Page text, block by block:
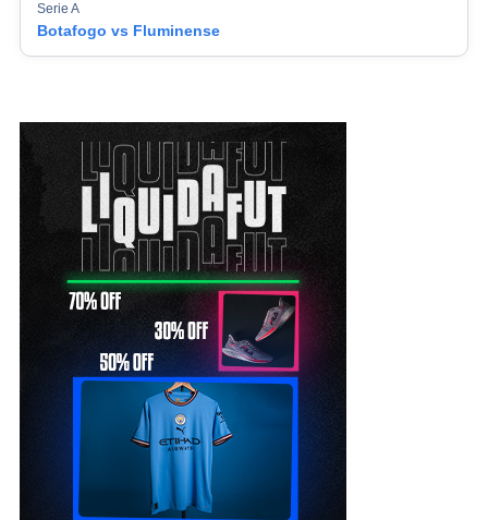
Serie A
Botafogo vs Fluminense